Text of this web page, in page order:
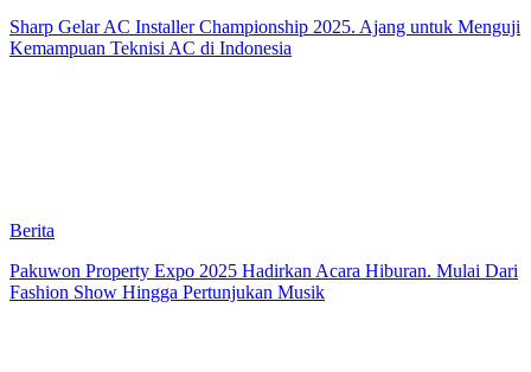
Sharp Gelar AC Installer Championship 2025. Ajang untuk Menguji
Kemampuan Teknisi AC di Indonesia
Berita
Pakuwon Property Expo 2025 Hadirkan Acara Hiburan. Mulai Dari
Fashion Show Hingga Pertunjukan Musik